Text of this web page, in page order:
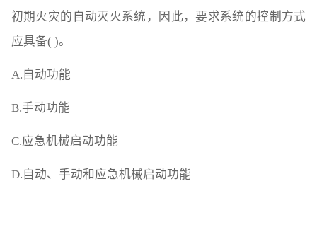
初期火灾的自动灭火系统，因此，要求系统的控制方式
应具备( )。
A.自动功能
B.手动功能
C.应急机械启动功能
D.自动、手动和应急机械启动功能